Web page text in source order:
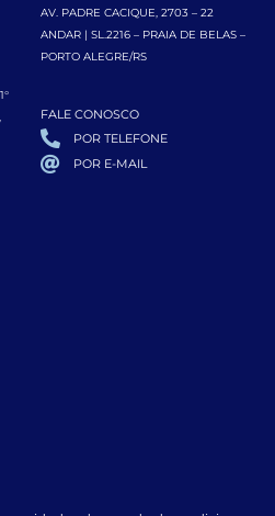
AV. PADRE CACIQUE, 2703 – 22
ANDAR | SL.2216 – PRAIA DE BELAS –
PORTO ALEGRE/RS
FALE CONOSCO
POR TELEFONE
POR E-MAIL